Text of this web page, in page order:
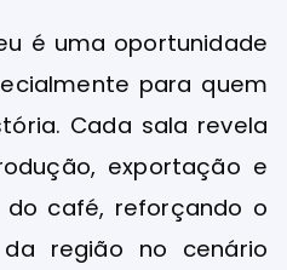
é uma oportunidade
para quem
Cada sala revela
exportação e
café, reforçando o
região no cenário